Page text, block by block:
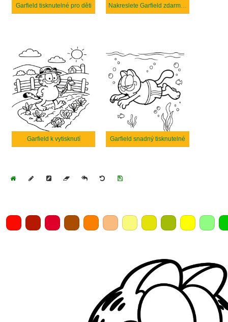
Garfield tisknutelné pro děti Nakreslete Garfield zdarma prostý
Garfield k vytisknutí Garfield snadný tisknutelné